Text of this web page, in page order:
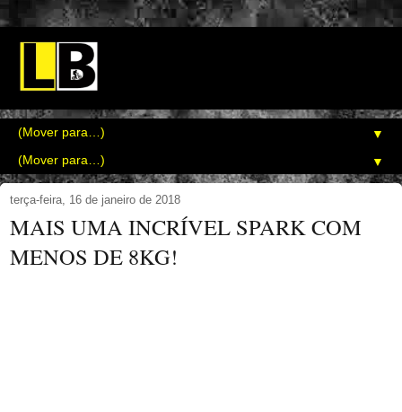
▼
▼
terça-feira, 16 de janeiro de 2018
MAIS UMA INCRÍVEL SPARK COM
MENOS DE 8KG!